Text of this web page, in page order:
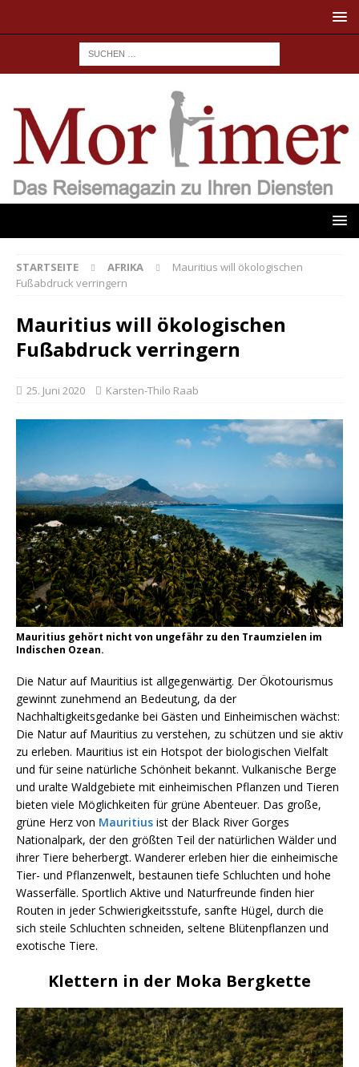
STARTSEITE AFRIKA
Mauritius will ökologischen
Fußabdruck verringern
Mauritius will ökologischen
Fußabdruck verringern
25. Juni 2020 Karsten-Thilo Raab
Mauritius gehört nicht von ungefähr zu den Traumzielen im
Indischen Ozean.
Die Natur auf Mauritius ist allgegenwärtig. Der Ökotourismus
gewinnt zunehmend an Bedeutung, da der
Nachhaltigkeitsgedanke bei Gästen und Einheimischen wächst:
Die Natur auf Mauritius zu verstehen, zu schützen und sie aktiv
zu erleben. Mauritius ist ein Hotspot der biologischen Vielfalt
und für seine natürliche Schönheit bekannt. Vulkanische Berge
und uralte Waldgebiete mit einheimischen Pflanzen und Tieren
bieten viele Möglichkeiten für grüne Abenteuer. Das große,
grüne Herz von Mauritius ist der Black River Gorges
Nationalpark, der den größten Teil der natürlichen Wälder und
ihrer Tiere beherbergt. Wanderer erleben hier die einheimische
Tier- und Pflanzenwelt, bestaunen tiefe Schluchten und hohe
Wasserfälle. Sportlich Aktive und Naturfreunde finden hier
Routen in jeder Schwierigkeitsstufe, sanfte Hügel, durch die
sich steile Schluchten schneiden, seltene Blütenpflanzen und
exotische Tiere.
Klettern in der Moka Bergkette